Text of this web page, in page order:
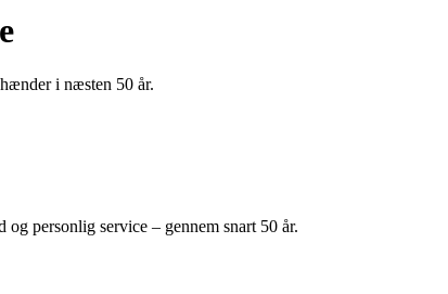
i næsten 50 år.
personlig service – gennem snart 50 år.